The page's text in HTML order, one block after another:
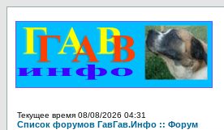
Текущее время 08/08/2026 04:31
Список форумов ГавГав.Инфо :: Форум